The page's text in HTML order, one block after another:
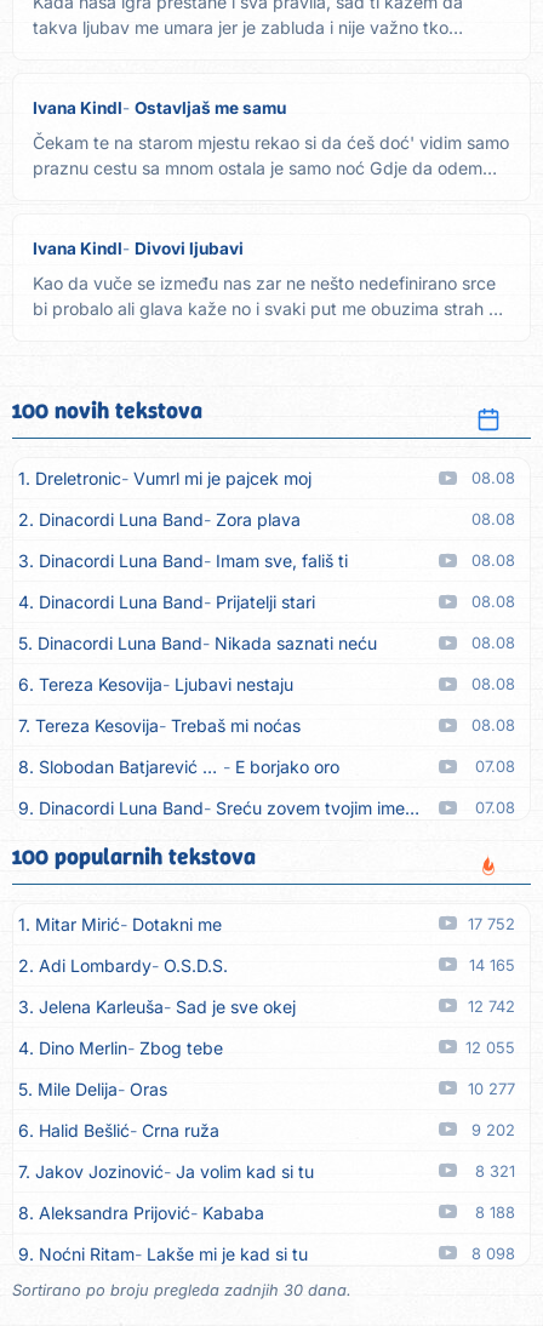
takva ljubav me umara jer je zabluda i nije važno tko
Ivana Kindl Ostavljaš me samu
Čekam te na starom mjestu rekao si da ćeš doć' vidim samo
praznu cestu sa mnom ostala je samo noć Gdje da odem
Ivana Kindl Divovi ljubavi
Kao da vuče se između nas zar ne nešto nedefinirano srce
bi probalo ali glava kaže no i svaki put me obuzima strah A
100 novih tekstova
1. Dreletronic Vumrl mi je pajcek moj 08.08
2. Dinacordi Luna Band Zora plava 08.08
3. Dinacordi Luna Band Imam sve, fališ ti 08.08
4. Dinacordi Luna Band Prijatelji stari 08.08
5. Dinacordi Luna Band Nikada saznati neću 08.08
6. Tereza Kesovija Ljubavi nestaju 08.08
7. Tereza Kesovija Trebaš mi noćas 08.08
8. Slobodan Batjarević Čobe E borjako oro 07.08
9. Dinacordi Luna Band Sreću zovem tvojim imenom (feat. Kristina Smetko) 07.08
10. Dinacordi Luna Band Tamburaši (feat. Kristina Smetko)
11. Dinacordi Luna Band Tvoja šutnja (feat. Kristina Smetko) 07.08
12. Tamara Brusić Neću kuhat´, neću prat´ 07.08
13. Grupa TNT Rijeka Via Roma, nikad doma 07.08
14. Zaim Imamović Kada moja mladost prođe 07.08
15. Azra Husarkić Do zadnje kapi 07.08
16. Dinacordi Luna Band 07.08
17. Pet za 5 Pozdravi mi Stubicu 07.08
18. Dinacordi Luna Band Anđeo moj 07.08
19. Vesna Kartuš Vrati se 07.08
20. Severina Pozovi me ti (Anksiozna) 06.08
21. Fidellio Summer Time
100 popularnih tekstova
1. Mitar Mirić Dotakni me 17 752
2. Adi Lombardy O.S.D.S. 14 165
3. Jelena Karleuša Sad je sve okej 12 742
4. Dino Merlin Zbog tebe 12 055
5. Mile Delija Oras 10 277
6. Halid Bešlić Crna ruža 9 202
7. Jakov Jozinović Ja volim kad si tu 8 321
8. Aleksandra Prijović Kababa 8 188
9. Noćni Ritam Lakše mi je kad si tu 8 098
10. Halid Bešlić Ljiljani
Sortirano po broju pregleda zadnjih 30 dana.